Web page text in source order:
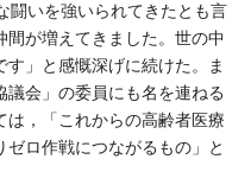
闘いを強いられてきたとも言
間が増えてきました。世の中
」と感慨深げに続けた。ま
会」の委員にも名を連ねる
，「これからの高齢者医療
ロ作戦につながるもの」と